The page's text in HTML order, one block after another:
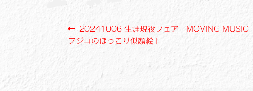
投
ナ
ビ
前
の
20241006 生涯現役フェア MOVING MUSIC
フジコのほっこり似顔絵1